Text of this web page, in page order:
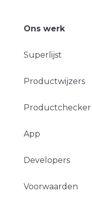
Ons werk
Superlijst
Productwijzers
Productchecker
App
Developers
Voorwaarden